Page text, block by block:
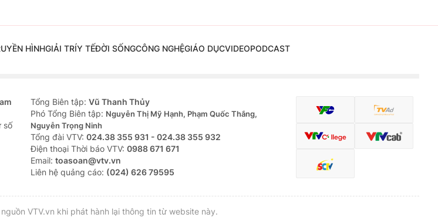
HÌNHGIẢI TRÍY TẾĐỜI SỐNGCÔNG NGHỆGIÁO DỤCVIDEOPODCAST
số
Tổng Biên tập: Vũ Thanh Thủy
Phó Tổng Biên tập: Nguyễn Thị Mỹ Hạnh, Phạm Quốc Thắng,
Nguyễn Trọng Ninh
Tổng đài VTV: 024.38 355 931 - 024.38 355 932
Ðiện thoại Thời báo VTV: 0988 671 671
Email: toasoan@vtv.vn
Liên hệ quảng cáo: (024) 626 79595
VTV.vn khi phát hành lại thông tin từ website này.